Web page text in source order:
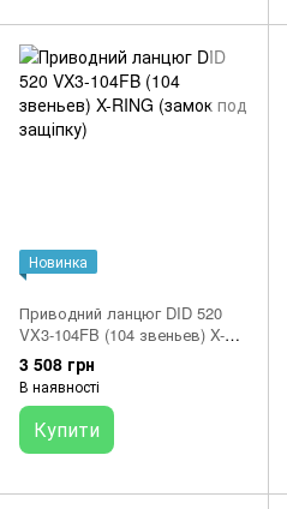
Новинка
Приводний ланцюг DID 520
VX3-104FB (104 звеньев) X-
RING (замок под защіпку)
3 508 грн
В наявності
Купити